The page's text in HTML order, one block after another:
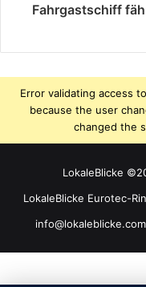
Fahrgastschiff
Error validating access
because the user
changed the
LokaleBlicke
LokaleBlicke Eurotec-
info@lokaleblicke.com